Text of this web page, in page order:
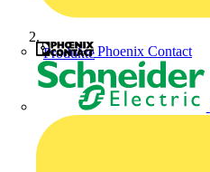
Phoenix Contact
Produkte